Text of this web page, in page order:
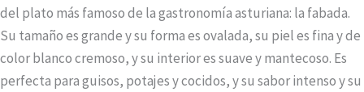
del plato más famoso de la gastronomía asturiana: la fabada.
Su tamaño es grande y su forma es ovalada, su piel es fina y de
color blanco cremoso, y su interior es suave y mantecoso. Es
perfecta para guisos, potajes y cocidos, y su sabor intenso y su